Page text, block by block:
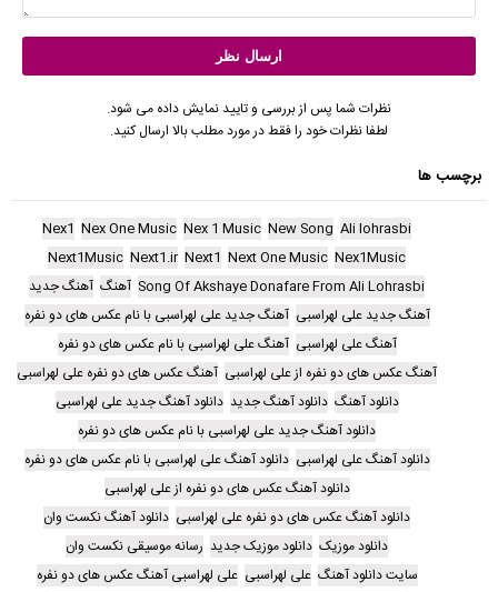
نظرات شما پس از بررسی و تایید نمایش داده می شود.
لطفا نظرات خود را فقط در مورد مطلب بالا ارسال کنید.
برچسب ها
Ali lohrasbi
New Song
Nex 1 Music
Nex One Music
Nex1
Nex1Music
Next One Music
Next1
Next1.ir
Next1Music
Song Of Akshaye Donafare From Ali Lohrasbi آهنگ آهنگ جدید
آهنگ جدید علی لهراسبی آهنگ جدید علی لهراسبی با نام عکس های دو نفره
آهنگ علی لهراسبی آهنگ علی لهراسبی با نام عکس های دو نفره
آهنگ عکس های دو نفره از علی لهراسبی آهنگ عکس های دو نفره علی لهراسبی
دانلود آهنگ دانلود آهنگ جدید دانلود آهنگ جدید علی لهراسبی
دانلود آهنگ جدید علی لهراسبی با نام عکس های دو نفره
دانلود آهنگ علی لهراسبی دانلود آهنگ علی لهراسبی با نام عکس های دو نفره
دانلود آهنگ عکس های دو نفره از علی لهراسبی
دانلود آهنگ عکس های دو نفره علی لهراسبی دانلود آهنگ نکست وان
دانلود موزیک دانلود موزیک جدید رسانه موسیقی نکست وان
سایت دانلود آهنگ علی لهراسبی علی لهراسبی آهنگ عکس های دو نفره